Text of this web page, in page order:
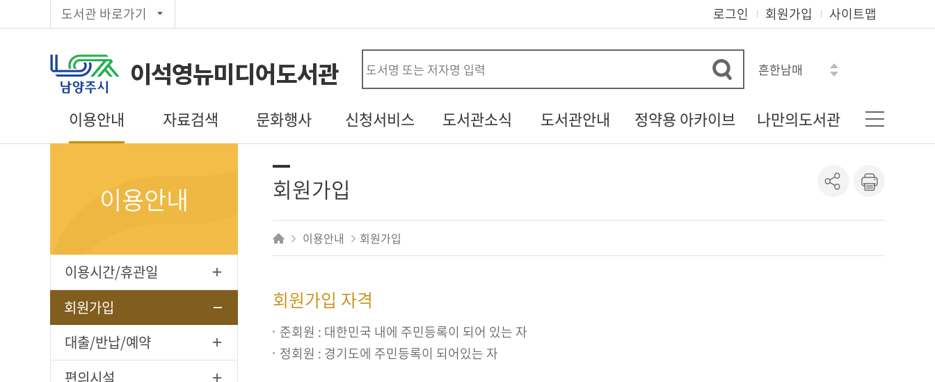
도서관 바로가기 로그인 회원가입 사이트맵
이석영뉴미디어도서관
흔한남매
오디세이아
아몬드
이용안내
대출/반납/예약
전자도서관
자료검색
신착자료목록
문화행사
문화행사 신청
신청서비스
도서관견학신청
두루두루 서비스
내생애첫도서관
책바다
도서관소식
행사갤러리
설문조사
도서관안내
자료현황
정약용 아카이브
정약용 선생 관련 자료
나만의도서관
나의신청정보
상호대차조회
도서추천서비스
이용안내
이용시간/휴관일
회원가입
대출/반납/예약
편의시설
회원가입
이용안내 회원가입
회원가입 자격
준회원 : 대한민국 내에 주민등록이 되어 있는 자
정회원 : 경기도에 주민등록이 되어있는 자